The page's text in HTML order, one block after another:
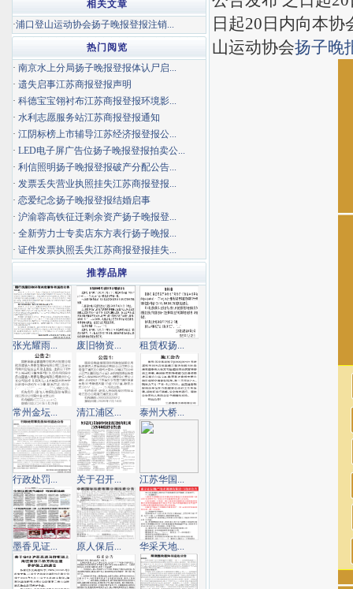
日起20日内向本
山运动协会扬子晚
相关文章
·浦口登山运动协会扬子晚报登报注销...
热门阅览
· 南京水上分局扬子晚报登报体认尸启...
· 遗失启事江苏商报登报声明
· 科德宝宝翎衬布江苏商报登报环境影...
· 水利志愿服务站江苏商报登报通知
· 江阴标榜上市辅导江苏经济报登报公...
· LED电子屏广告位扬子晚报登报拍卖公...
· 利信照明扬子晚报登报破产分配公告...
· 发票丢失营业执照挂失江苏商报登报...
· 恋爱纪念扬子晚报登报结婚启事
· 沪渝蓉高铁征迁剩余资产扬子晚报登...
· 全新劳力士专卖店东方表行扬子晚报...
· 证件发票执照丢失江苏商报登报挂失...
推荐品牌
张光耀雨... 废旧物资... 租赁权扬...
常州金坛... 清江浦区... 泰州大桥...
行政处罚... 关于召开... 江苏华国...
墨香见证... 原人保后... 华采天地...